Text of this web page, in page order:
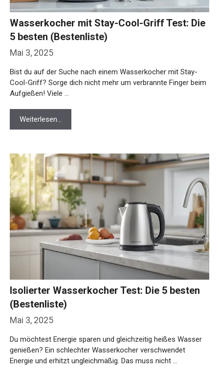
Mai 3, 2025
Wasserkocher mit Stay-Cool-Griff Test: Die
5 besten (Bestenliste)
Bist du auf der Suche nach einem Wasserkocher mit Stay-
Cool-Griff? Sorge dich nicht mehr um verbrannte Finger beim
Aufgießen! Viele …
Weiterlesen…
Mai 3, 2025
Isolierter Wasserkocher Test: Die 5 besten
(Bestenliste)
Du möchtest Energie sparen und gleichzeitig heißes Wasser
genießen? Ein schlechter Wasserkocher verschwendet
Energie und erhitzt ungleichmäßig. Das muss nicht …